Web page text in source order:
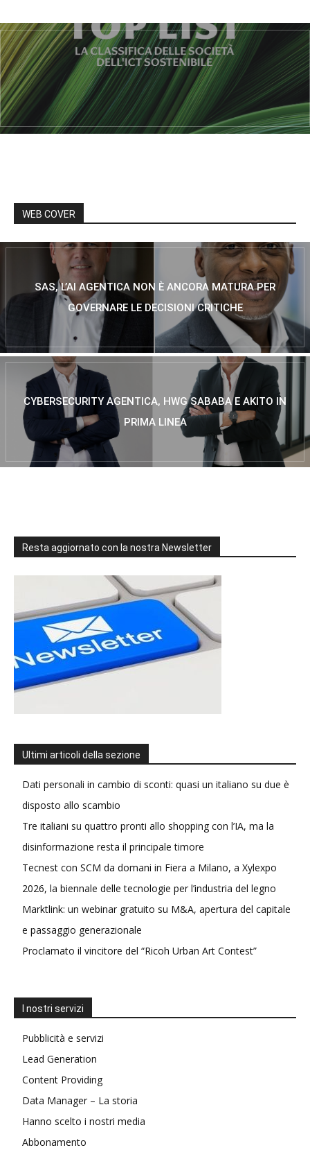
WEB COVER
SAS, L’AI AGENTICA NON È ANCORA MATURA PER
GOVERNARE LE DECISIONI CRITICHE
CYBERSECURITY AGENTICA, HWG SABABA E AKITO IN
PRIMA LINEA
Resta aggiornato con la nostra Newsletter
Ultimi articoli della sezione
Dati personali in cambio di sconti: quasi un italiano su due è
disposto allo scambio
Tre italiani su quattro pronti allo shopping con l’IA, ma la
disinformazione resta il principale timore
Tecnest con SCM da domani in Fiera a Milano, a Xylexpo
2026, la biennale delle tecnologie per l’industria del legno
Marktlink: un webinar gratuito su M&A, apertura del capitale
e passaggio generazionale
Proclamato il vincitore del “Ricoh Urban Art Contest”
I nostri servizi
Pubblicità e servizi
Lead Generation
Content Providing
Data Manager – La storia
Hanno scelto i nostri media
Abbonamento